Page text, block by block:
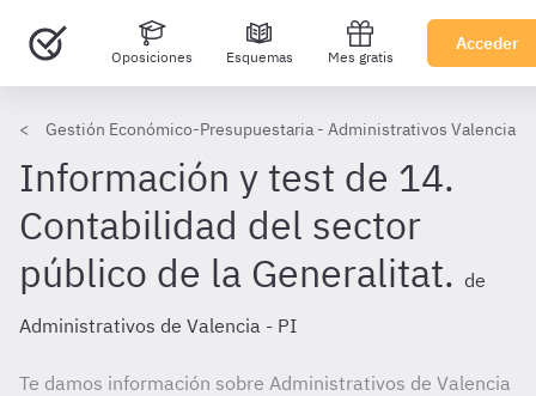
Oposiciones Esquemas Mes gratis
Acceder
Gestión Económico-Presupuestaria - Administrativos Valencia PI
Información y test de 14.
Contabilidad del sector
público de la Generalitat. de
Administrativos de Valencia - PI
Te damos información sobre Administrativos de Valencia